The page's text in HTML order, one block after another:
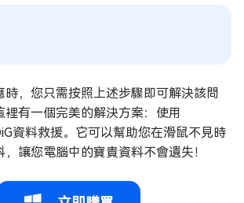
時，您只需按照上述步驟即可解決該問
裡有一個完美的解決方案：使用
資料救援。它可以幫助您在滑鼠不見時
讓您電腦中的寶貴資料不會遺失！